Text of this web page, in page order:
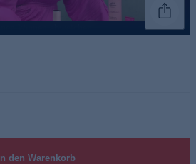
In den Warenkorb